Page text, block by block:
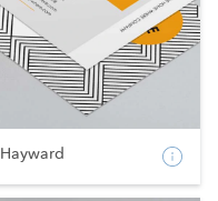
Hayward